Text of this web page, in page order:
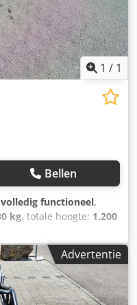
1 / 1
Bellen
volledig functioneel,
kg, totale hoogte: 1.200
breedte:
lier Dodpfx Aqoxqhw
I Bouwjaar: 2022
Draagvermogen
(mm): 820
Advertentie